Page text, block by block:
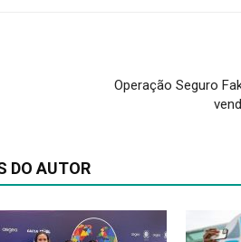
Operação Seguro
DO AUTOR